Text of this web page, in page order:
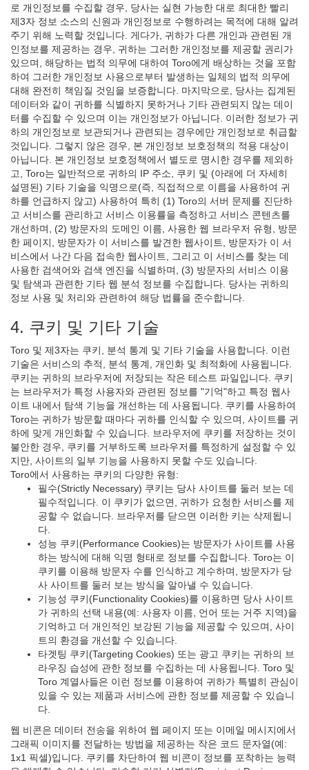
로 개인정보를 수집할 경우, 당사는 실현 가능한 대로 최대한 빨리
제3자 정보 소스의 신원과 개인정보로 수행하려는 목적에 대해 알려
주기 위해 노력할 것입니다. 게다가, 귀하가 다른 개인과 관련된 개
인정보를 제공하는 경우, 귀하는 그러한 개인정보를 제공할 권리가
있으며, 해당하는 법적 의무에 대하여 Toro에게 배상하는 것을 포함
하여 그러한 개인정보 사용으로부터 발생하는 일체의 법적 의무에
대해 완전히 책임질 것임을 보증합니다. 마지막으로, 당사는 집계된
데이터와 같이 귀하를 식별하지 못하거나 기타 관련되지 않는 데이
터를 수집할 수 있으며 이는 개인정보가 아닙니다. 이러한 정보가 귀
하의 개인정보로 보관되거나 관련되는 경우에만 개인정보로 취급할
것입니다. 그렇지 않은 경우, 본 개인정보 보호정책의 적용 대상이
아닙니다. 본 개인정보 보호정책에서 별도로 명시한 경우를 제외하
고, Toro는 일반적으로 귀하의 IP 주소, 쿠키 및 (아래에 더 자세히
설명된) 기타 기술을 익명으로(즉, 직접적으로 이름을 사용하여 귀
하를 언급하지 않고) 사용하여 특히 (1) Toro의 서버 문제를 진단하
고 서비스를 관리하고 서비스 이용률을 측정하고 서비스 콘텐츠를
개선하며, (2) 방문자의 도메인 이름, 사용한 웹 브라우저 유형, 방문
한 페이지, 방문자가 이 서비스를 발견한 웹사이트, 방문자가 이 서
비스에서 나간 다음 접속한 웹사이트, 그리고 이 서비스를 찾는 데
사용한 검색어와 검색 엔진을 식별하며, (3) 방문자의 서비스 이용
및 탐색과 관련한 기타 웹 분석 정보를 수집합니다. 당사는 귀하의
정보 사용 및 처리와 관련하여 해당 법률을 준수합니다.
4. 쿠키 및 기타 기술
Toro 및 제3자는 쿠키, 분석 통계 및 기타 기술을 사용합니다. 이런
기술은 서비스의 추적, 분석 통계, 개인화 및 최적화에 사용됩니다.
쿠키는 귀하의 브라우저에 저장되는 작은 테스트 파일입니다. 쿠키
는 브라우저가 특정 사용자와 관련된 정보를 "기억"하고 특정 웹사
이트 내에서 탐색 기능을 개선하는 데 사용됩니다. 쿠키를 사용하여
Toro는 귀하가 방문할 때마다 귀하를 인식할 수 있으며, 사이트를 귀
하에 맞게 개인화할 수 있습니다. 브라우저에 쿠키를 저장하는 것이
불안한 경우, 쿠키를 거부하도록 브라우저를 특정하게 설정할 수 있
지만, 사이트의 일부 기능을 사용하지 못할 수도 있습니다.
Toro에서 사용하는 쿠키의 다양한 유형:
필수(Strictly Necessary) 쿠키는 당사 사이트를 둘러 보는 데
필수적입니다. 이 쿠키가 없으면, 귀하가 요청한 서비스를 제
공할 수 없습니다. 브라우저를 닫으면 이러한 키는 삭제됩니
다.
성능 쿠키(Performance Cookies)는 방문자가 사이트를 사용
하는 방식에 대해 익명 형태로 정보를 수집합니다. Toro는 이
쿠키를 이용해 방문자 수를 인식하고 계수하며, 방문자가 당
사 사이트를 둘러 보는 방식을 알아낼 수 있습니다.
기능성 쿠키(Functionality Cookies)를 이용하면 당사 사이트
가 귀하의 선택 내용(예: 사용자 이름, 언어 또는 거주 지역)을
기억하고 더 개인적인 보강된 기능을 제공할 수 있으며, 사이
트의 환경을 개선할 수 있습니다.
타겟팅 쿠키(Targeting Cookies) 또는 광고 쿠키는 귀하의 브
라우징 습성에 관한 정보를 수집하는 데 사용됩니다. Toro 및
Toro 계열사들은 이런 정보를 이용하여 귀하가 특별히 관심이
있을 수 있는 제품과 서비스에 관한 정보를 제공할 수 있습니
다.
웹 비콘은 데이터 전송을 위하여 웹 페이지 또는 이메일 메시지에서
그래픽 이미지를 전달하는 방법을 제공하는 작은 코드 문자열(예:
1x1 픽셀)입니다. 쿠키를 차단하여 웹 비콘이 정보를 포착하는 능력